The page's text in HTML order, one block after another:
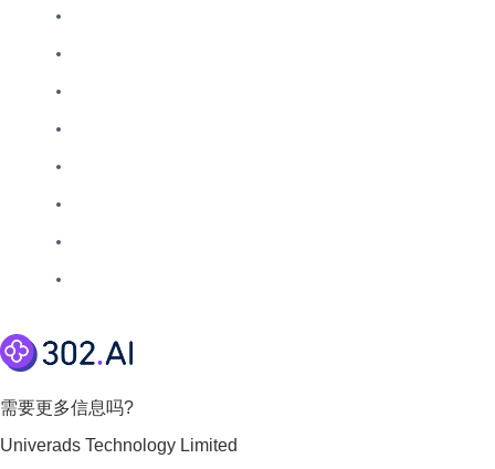
需要更多信息吗?
Univerads Technology Limited